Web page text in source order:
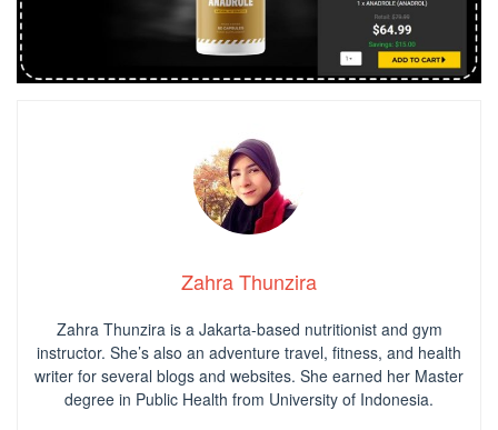
Zahra Thunzira
Zahra Thunzira is a Jakarta-based nutritionist and gym
instructor. She’s also an adventure travel, fitness, and health
writer for several blogs and websites. She earned her Master
degree in Public Health from University of Indonesia.